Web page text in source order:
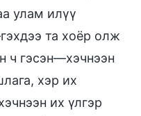
улам илүү
та хоёр олж
ч гэсэн—хэчнээн
хэр их
их үлгэр